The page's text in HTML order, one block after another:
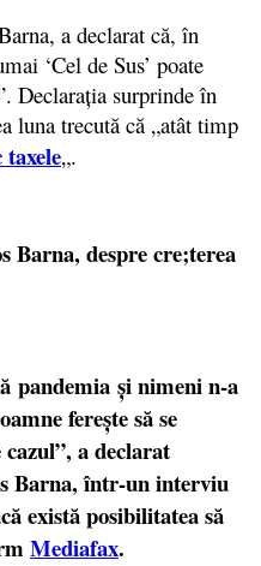
a declarat că, în
‘Cel de Sus’ poate
Declarația surprinde în
luna trecută că „atât timp
taxele„.
Barna, despre cre;terea
pandemia și nimeni n-a
ferește să se
a declarat
Barna, într-un interviu
există posibilitatea să
Mediafax.